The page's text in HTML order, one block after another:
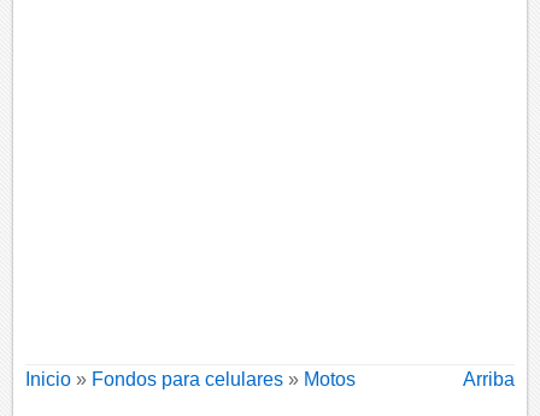
Inicio » Fondos para celulares » Motos Arriba